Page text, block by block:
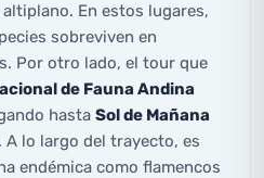
En estos lugares,
sobreviven en
Por otro lado, el tour que
de Fauna Andina
hasta Sol de Mañana
A lo largo del trayecto, es
endémica como flamencos